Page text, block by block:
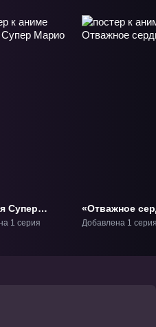
Супер
кино»
1 серия
«Отважное
Фильм-1
Добавлена 1